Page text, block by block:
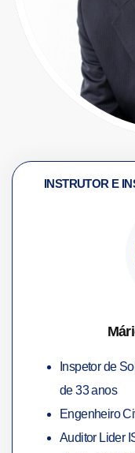
INSTRUTOR E
Inspetor de
de 33 anos
Engenheiro
Auditor Lider